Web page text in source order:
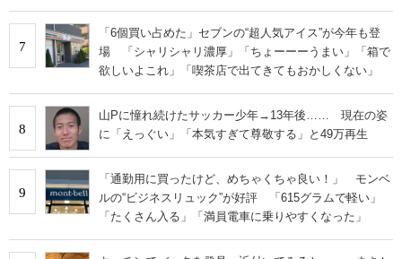
7
「6個買い占めた」セブンの“超人気アイス”が今年も登
場 「シャリシャリ濃厚」「ちょーーーうまい」「箱で
欲しいよこれ」「喫茶店で出てきてもおかしくない」
8
山Pに憧れ続けたサッカー少年→13年後…… 現在の姿
に「えっぐい」「本気すぎて尊敬する」と49万再生
9
「通勤用に買ったけど、めちゃくちゃ良い！」 モンベ
ルの“ビジネスリュック”が好評 「615グラムで軽い」
「たくさん入る」「満員電車に乗りやすくなった」